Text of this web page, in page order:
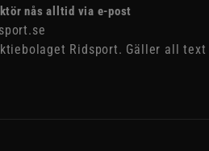
nås alltid via e-post
Ridsport. Gäller all text